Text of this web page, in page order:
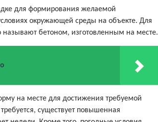
для формирования желаемой
окружающей среды на объекте. Для
называют бетоном, изготовленным на месте.
на месте для достижения требуемой
существует повышенная